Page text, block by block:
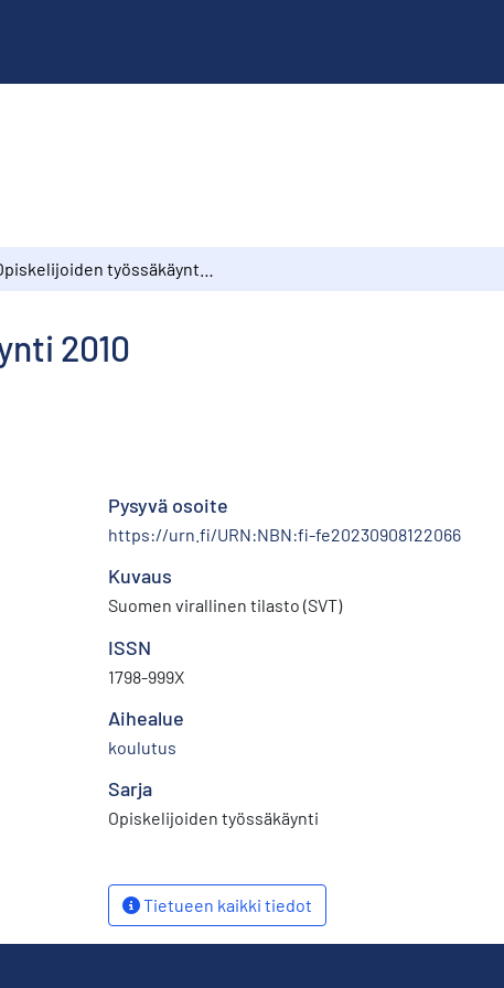
2010
Pysyvä osoite
https://urn.fi/URN:NBN:fi-fe20230908122066
Kuvaus
Suomen virallinen tilasto (SVT)
ISSN
1798-999X
Aihealue
koulutus
Sarja
Opiskelijoiden työssäkäynti
Tietueen kaikki tiedot